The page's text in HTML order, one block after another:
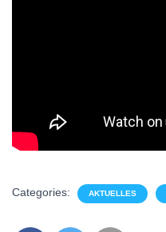
Categories: AKTUELLES